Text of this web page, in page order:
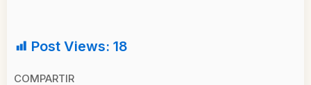
Post Views: 18
COMPARTIR